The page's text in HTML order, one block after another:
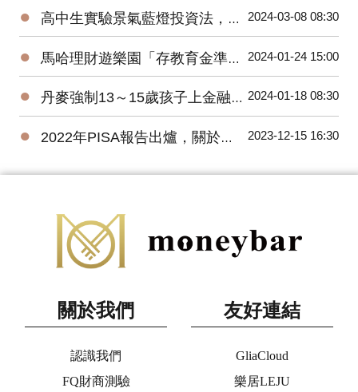
● 高中生實驗景氣藍燈投資法，一年後獲利近20% 2024-03-08 08:30
● 馬哈理財遊樂園「存教育金準備大調查」，逾七成父母要年存10萬元 2024-01-24 15:00
● 丹麥強制13～15歲孩子上金融教育課程，台灣呢？ 2024-01-18 08:30
● 2022年PISA報告出爐，關於金融素養做了哪些改變？ 2023-12-15 16:30
關於我們
認識我們
FQ財商測驗
友好連結
GliaCloud
樂居LEJU